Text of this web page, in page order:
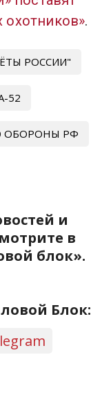
.
РОССИИ"
52
ОБОРОНЫ РФ
и
в
блок».
Блок: